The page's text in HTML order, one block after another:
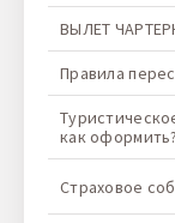
ВЫЛЕТ
Правила
как оформить?
Страховое